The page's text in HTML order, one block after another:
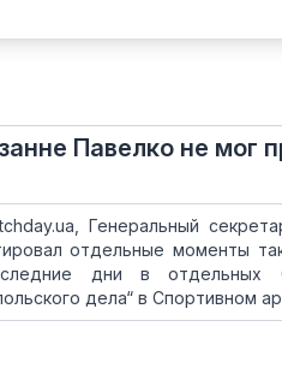
Павелко не мог
Генеральный
отдельные моменты
дни в отдельных
дела“ в Спортивном